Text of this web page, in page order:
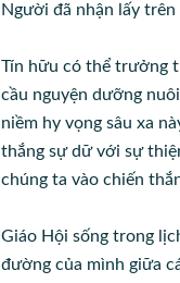
Người đã nhận lấy
Tín hữu có thể trưởng
cầu nguyện dưỡng
niềm hy vọng sâu xa
thắng sự dữ với sự
chúng ta vào chiến
Giáo Hội sống trong
đường của mình giữa